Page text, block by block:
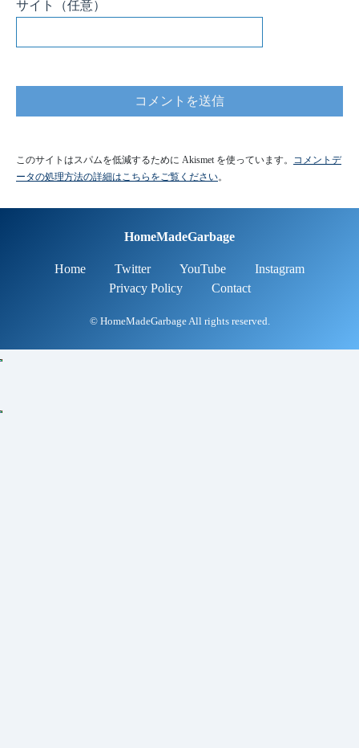
サイト （任意）
このサイトはスパムを低減するために Akismet を使っています。 コメントデ
ータの処理方法の詳細はこちらをご覧ください。
HomeMadeGarbage
Home Twitter YouTube
Instagram
Privacy Policy
Contact
© HomeMadeGarbage All rights reserved.